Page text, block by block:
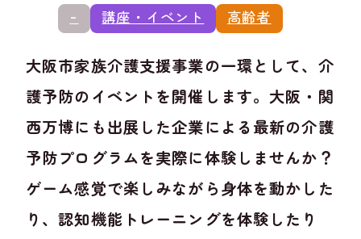
- 講座・イベント 高齢者
大阪市家族介護支援事業の一環として、介
護予防のイベントを開催します。大阪・関
西万博にも出展した企業による最新の介護
予防プログラムを実際に体験しませんか？
ゲーム感覚で楽しみながら身体を動かした
り、認知機能トレーニングを体験したり